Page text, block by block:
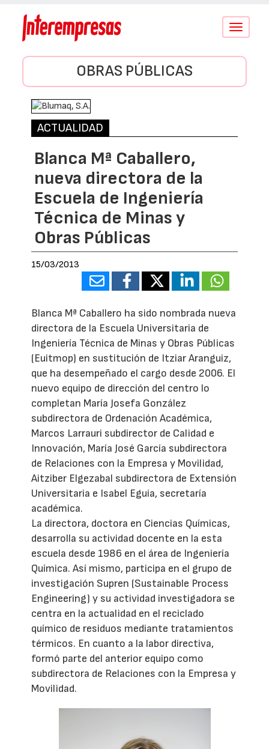
Conmutar
OBRAS PÚBLICAS
ACTUALIDAD
Blanca Mª Caballero,
nueva directora de la
Escuela de Ingeniería
Técnica de Minas y
Obras Públicas
15/03/2013
Blanca Mª Caballero ha sido nombrada nueva
directora de la Escuela Universitaria de
Ingeniería Técnica de Minas y Obras Públicas
(Euitmop) en sustitución de Itziar Aranguiz,
que ha desempeñado el cargo desde 2006. El
nuevo equipo de dirección del centro lo
completan María Josefa González
subdirectora de Ordenación Académica,
Marcos Larrauri subdirector de Calidad e
Innovación, María José García subdirectora
de Relaciones con la Empresa y Movilidad,
Aitziber Elgezabal subdirectora de Extensión
Universitaria e Isabel Eguia, secretaría
académica.
La directora, doctora en Ciencias Químicas,
desarrolla su actividad docente en la esta
escuela desde 1986 en el área de Ingeniería
Química. Así mismo, participa en el grupo de
investigación Supren (Sustainable Process
Engineering) y su actividad investigadora se
centra en la actualidad en el reciclado
químico de residuos mediante tratamientos
térmicos. En cuanto a la labor directiva,
formó parte del anterior equipo como
subdirectora de Relaciones con la Empresa y
Movilidad.